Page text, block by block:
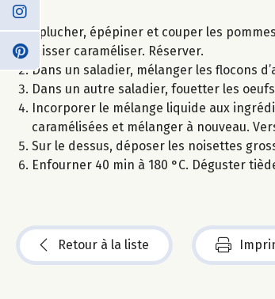
Éplucher, épépiner et couper les
laisser caraméliser. Réserver.
Dans un saladier, mélanger les flocons
Dans un autre saladier, fouetter les
Incorporer le mélange liquide aux
caramélisées et mélanger à nouveau.
Sur le dessus, déposer les noisettes
Enfourner 40 min à 180 °C. Déguster
Retour à la liste